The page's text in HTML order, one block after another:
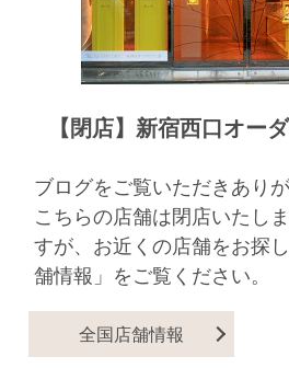
【閉店】新宿西口オー
ブログをご覧いただきあり
こちらの店舗は閉店いたし
すが、お近くの店舗をお探
舗情報」をご覧ください。
全国店舗情報